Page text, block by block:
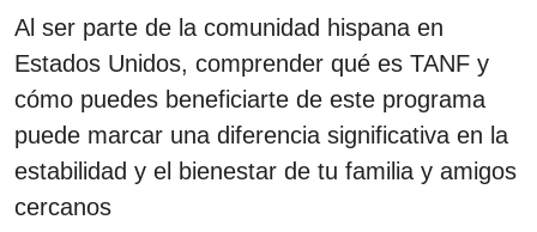
Al ser parte de la comunidad hispana en
Estados Unidos, comprender qué es TANF y
cómo puedes beneficiarte de este programa
puede marcar una diferencia significativa en la
estabilidad y el bienestar de tu familia y amigos
cercanos